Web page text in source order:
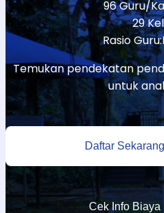
96 Guru/
29
Rasio
Temukan pendekatan
untuk
Daftar Sekarang
Cek Info Biaya